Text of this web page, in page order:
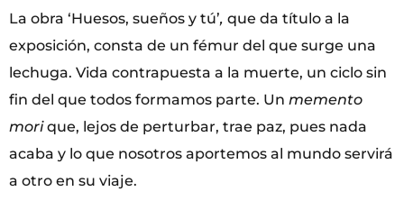
La obra ‘Huesos, sueños y tú’, que da título a la
exposición, consta de un fémur del que surge una
lechuga. Vida contrapuesta a la muerte, un ciclo sin
fin del que todos formamos parte. Un memento
morique, lejos de perturbar, trae paz, pues nada
acaba y lo que nosotros aportemos al mundo servirá
a otro en su viaje.